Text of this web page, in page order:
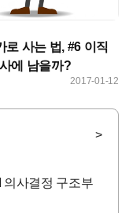
로 사는 법, #6 이직
에 남을까?
2017-01-12
>
의사결정 구조부